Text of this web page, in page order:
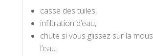
casse des tuiles,
infiltration d’eau,
chute si vous glissez sur la
l’eau.